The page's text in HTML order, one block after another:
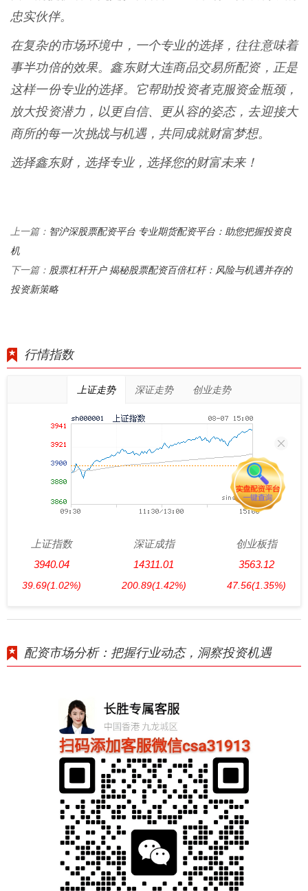
忠实伙伴。
在复杂的市场环境中，一个专业的选择，往往意味着
事半功倍的效果。鑫东财大连商品交易所配资，正是
这样一份专业的选择。它帮助投资者克服资金瓶颈，
放大投资潜力，以更自信、更从容的姿态，去迎接大
商所的每一次挑战与机遇，共同成就财富梦想。
选择鑫东财，选择专业，选择您的财富未来！
上一篇： 智沪深股票配资平台 专业期货配资平台：助您把握投资良
机
下一篇： 股票杠杆开户 揭秘股票配资百倍杠杆：风险与机遇并存的
投资新策略
行情指数
上证走势 深证走势 创业走势
上证指数
3940.04
39.69(1.02%)
深证成指
14311.01
200.89(1.42%)
创业板指
3563.12
47.56(1.35%)
配资市场分析：把握行业动态，洞察投资机遇